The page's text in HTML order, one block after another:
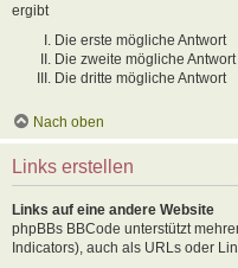
ergibt
Die erste mögliche Antwort
Die zweite mögliche Antwort
Die dritte mögliche Antwort
Nach oben
Links erstellen
Links auf eine andere Website
phpBBs BBCode unterstützt
Indicators), auch als URLs oder